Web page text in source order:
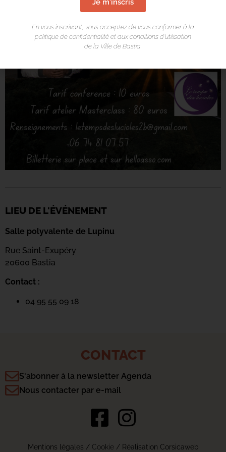
LIEU DE L'ÉVÉNEMENT
Salle polyvalente de Lupinu
Rue Saint-Exupéry
20600 Bastia
Contact :
04 95 55 09 18
CONTACT
S'abonner à la newsletter Agenda
Nous contacter par e-mail
Mentions légales / Cookie/ Réalisation Corsicaweb
Je m'inscris
En vous inscrivant, vous acceptez de vous conformer à la
politique de confidentialité et aux conditions d’utilisation
de la Ville de Bastia.